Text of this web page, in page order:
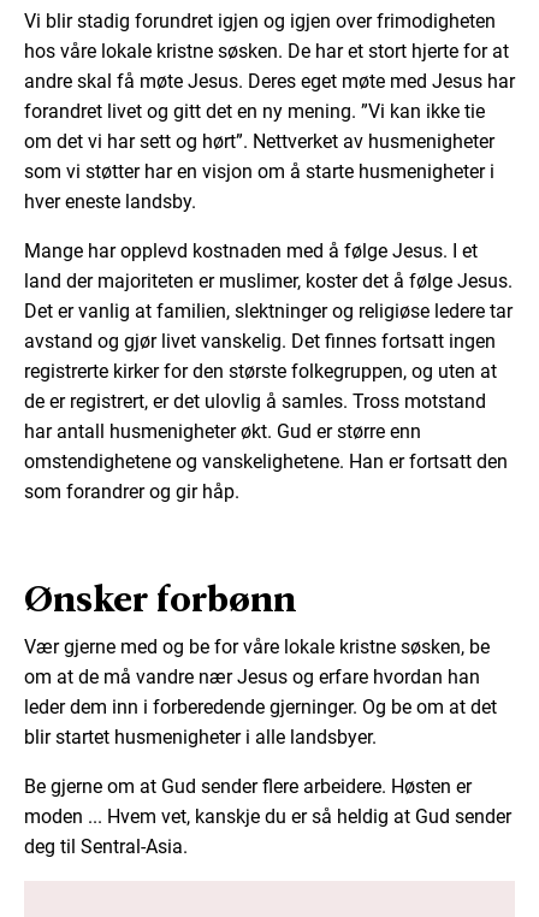
Vi blir stadig forundret igjen og igjen over frimodigheten
hos våre lokale kristne søsken. De har et stort hjerte for at
andre skal få møte Jesus. Deres eget møte med Jesus har
forandret livet og gitt det en ny mening. ”Vi kan ikke tie
om det vi har sett og hørt”. Nettverket av husmenigheter
som vi støtter har en visjon om å starte husmenigheter i
hver eneste landsby.
Mange har opplevd kostnaden med å følge Jesus. I et
land der majoriteten er muslimer, koster det å følge Jesus.
Det er vanlig at familien, slektninger og religiøse ledere tar
avstand og gjør livet vanskelig. Det finnes fortsatt ingen
registrerte kirker for den største folkegruppen, og uten at
de er registrert, er det ulovlig å samles. Tross motstand
har antall husmenigheter økt. Gud er større enn
omstendighetene og vanskelighetene. Han er fortsatt den
som forandrer og gir håp.
Ønsker forbønn
Vær gjerne med og be for våre lokale kristne søsken, be
om at de må vandre nær Jesus og erfare hvordan han
leder dem inn i forberedende gjerninger. Og be om at det
blir startet husmenigheter i alle landsbyer.
Be gjerne om at Gud sender flere arbeidere. Høsten er
moden ... Hvem vet, kanskje du er så heldig at Gud sender
deg til Sentral-Asia.